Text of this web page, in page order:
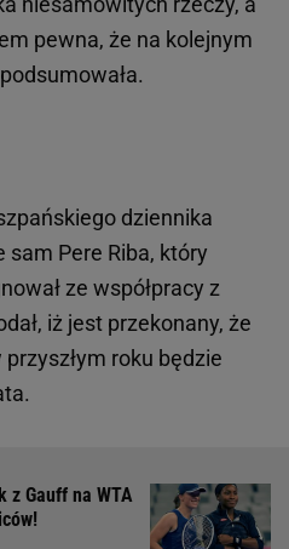
pewna, że na kolejnym
dziennika
sam Pere Riba, który
ze współpracy z
iż jest przekonany, że
roku będzie
z Gauff na WTA